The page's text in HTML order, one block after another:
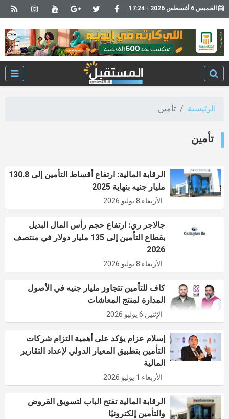
الخميس 6 أغسطس 2026 - 17:24
الرئيسية تأمين
تأمين
الرقابة المالية: ارتفاع أقساط التأمين إلى 130.8
مليار جنيه بنهاية 2025
الأربعاء 8 يوليو 2026
جالاجر ري: ارتفاع حجم رأس المال البديل
بقطاع التأمين إلى 135 مليار دولار في منتصف
2026
الأربعاء 8 يوليو 2026
كاف للتأمين تتجاوز مليار جنيه في الأصول
المدارة لمنتج المعاشات
الإثنين 6 يوليو 2026
إسلام عزام يؤكد على أهمية التزام شركات
التأمين بتطبيق المعيار الدولي لإعداد التقارير
المالية
الأربعاء 1 يوليو 2026
الرقابة المالية تفتح الباب لتسويق القروض
والتأمين إلكترونيًا